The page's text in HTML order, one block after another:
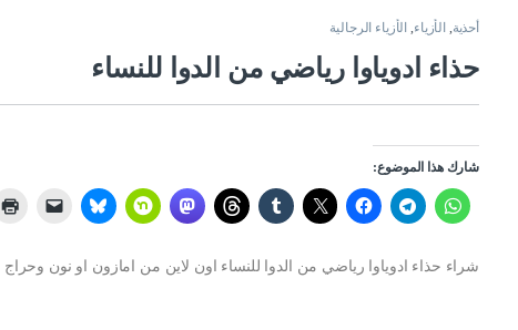
أحذية, الأزياء, الأزياء الرجالية
حذاء ادوياوا رياضي من الدوا للنساء
شارك هذا الموضوع:
شراء حذاء ادوياوا رياضي من الدوا للنساء اون لاين من امازون او نون وحراج